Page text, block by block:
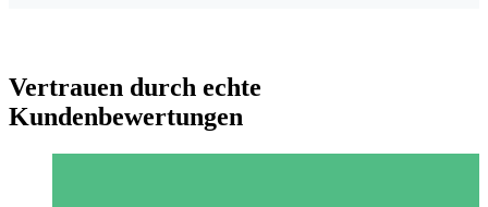
Vertrauen durch echte
Kundenbewertungen